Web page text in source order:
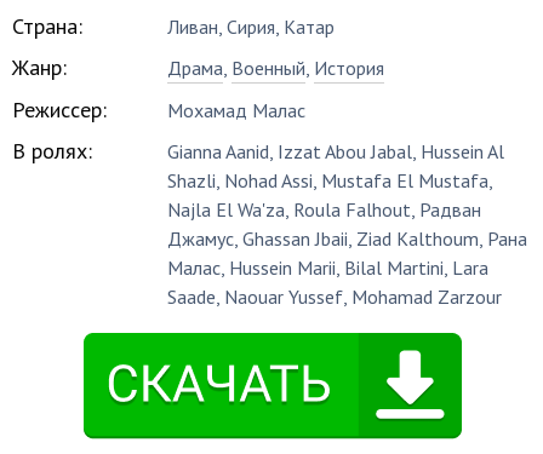
Страна: Ливан, Сирия, Катар
Жанр: Драма, Военный, История
Режиссер: Мохамад Малас
В ролях: Gianna Aanid, Izzat Abou Jabal, Hussein Al
Shazli, Nohad Assi, Mustafa El Mustafa,
Najla El Wa'za, Roula Falhout, Радван
Джамус,Ghassan Jbaii, Ziad Kalthoum, Рана
Малас, Hussein Marii, Bilal Martini, Lara
Saade, Naouar Yussef, Mohamad Zarzour